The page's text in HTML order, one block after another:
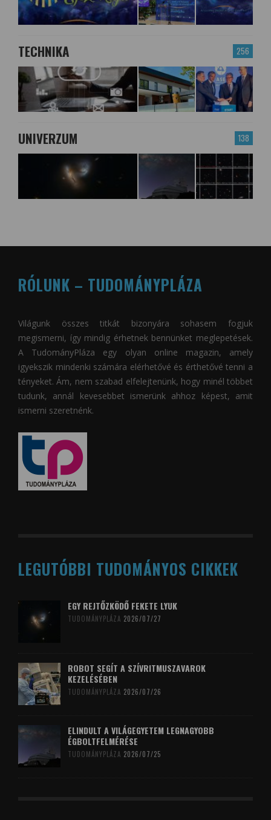
256
TECHNIKA
138
UNIVERZUM
RÓLUNK – TUDOMÁNYPLÁZA
Világunk összes titkát bizonyára sohasem fogjuk
megismerni, így mindig érhetnek bennünket meglepetések.
A TudományPláza egy olyan online magazin, amely
igyekszik mindenki számára elérhetővé és érthetővé tenni a
tényeket. Ám, nem szabad elfelejtenünk, hogy minél többet
tudunk, annál kevesebbet ismerünk ahhoz képest, amit
ismerni szeretnénk.
LEGUTÓBBI TUDOMÁNYOS CIKKEK
EGY REJTŐZKÖDŐ FEKETE LYUK
TUDOMÁNYPLÁZA 2026/07/27
ROBOT SEGÍT A SZÍVRITMUSZAVAROK
KEZELÉSÉBEN
TUDOMÁNYPLÁZA 2026/07/26
ELINDULT A VILÁGEGYETEM LEGNAGYOBB
ÉGBOLTFELMÉRÉSE
TUDOMÁNYPLÁZA 2026/07/25